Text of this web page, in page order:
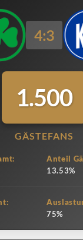
4:3
1.500
GÄSTEFANS
Anteil
13.53%
75%